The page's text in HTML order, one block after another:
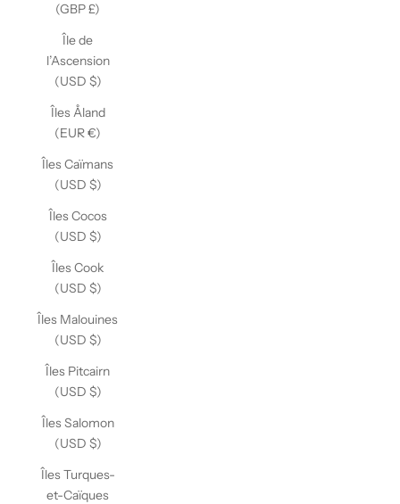
(GBP £)
Île de
l’Ascension
(USD $)
Îles Åland
(EUR €)
Îles Caïmans
(USD $)
Îles Cocos
(USD $)
Îles Cook
(USD $)
Îles Malouines
(USD $)
Îles Pitcairn
(USD $)
Îles Salomon
(USD $)
Îles Turques-
et-Caïques